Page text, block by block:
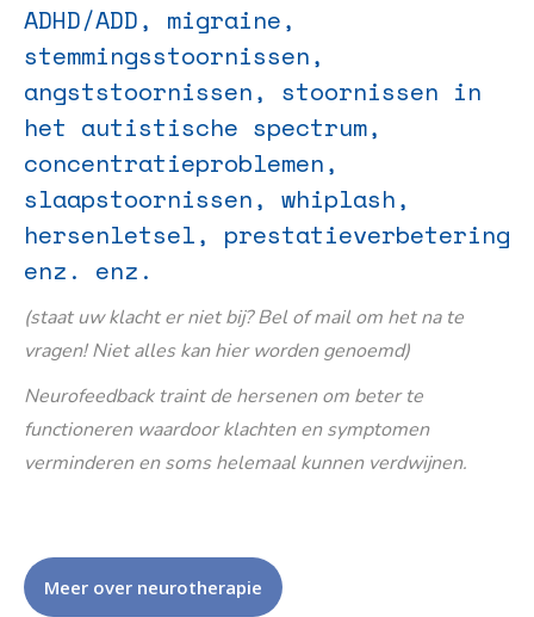
ADHD/ADD, migraine,
stemmingsstoornissen,
angststoornissen, stoornissen in
het autistische spectrum,
concentratieproblemen,
slaapstoornissen, whiplash,
hersenletsel, prestatieverbetering
enz. enz.
(staat uw klacht er niet bij? Bel of mail om het na te
vragen! Niet alles kan hier worden genoemd)
Neurofeedback traint de hersenen om beter te
functioneren waardoor klachten en symptomen
verminderen en soms helemaal kunnen verdwijnen.
Meer over neurotherapie